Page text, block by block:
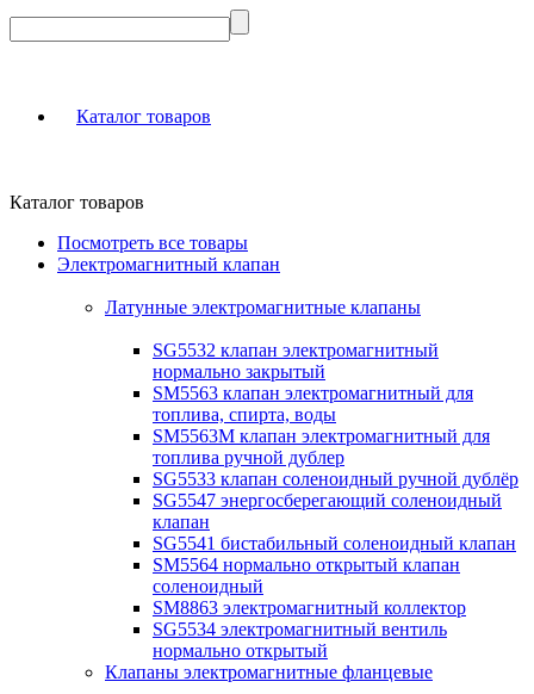
Каталог товаров
Каталог товаров
Посмотреть все товары
Электромагнитный клапан
Латунные электромагнитные клапаны
SG5532 клапан электромагнитный
нормально закрытый
SM5563 клапан электромагнитный для
топлива, спирта, воды
SM5563M клапан электромагнитный для
топлива ручной дублер
SG5533 клапан соленоидный ручной дублёр
SG5547 энергосберегающий соленоидный
клапан
SG5541 бистабильный соленоидный клапан
SM5564 нормально открытый клапан
соленоидный
SM8863 электромагнитный коллектор
SG5534 электромагнитный вентиль
нормально открытый
Клапаны электромагнитные фланцевые